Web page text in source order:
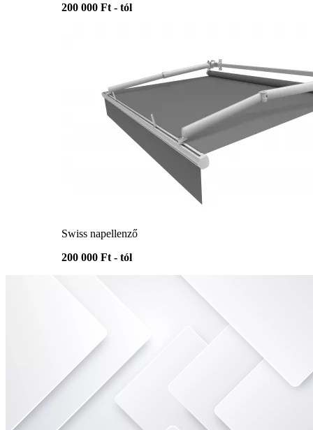
200 000 Ft - tól
Swiss napellenző
200 000 Ft - tól